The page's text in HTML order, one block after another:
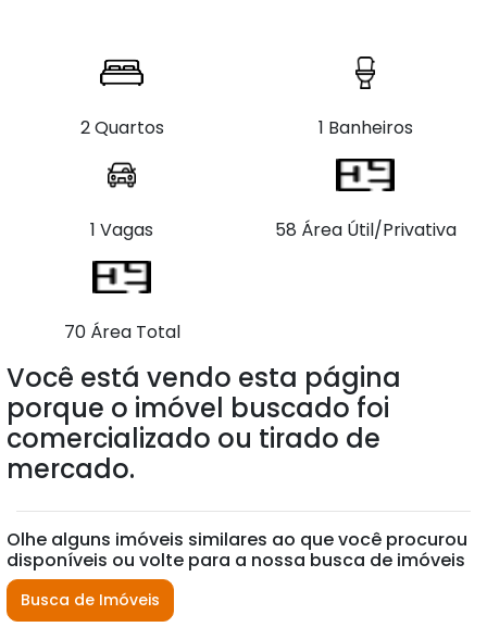
2 Quartos 1 Banheiros
1 Vagas 58 Área Útil/Privativa
70 Área Total
Você está vendo esta página
porque o imóvel buscado foi
comercializado ou tirado de
mercado.
Olhe alguns imóveis similares ao que você procurou
disponíveis ou volte para a nossa busca de imóveis
Busca de Imóveis